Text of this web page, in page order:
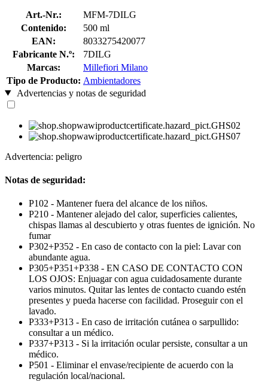
Art.-Nr.:
MFM-7DILG
Contenido:
500 ml
EAN:
8033275420077
Fabricante N.º:
7DILG
Marcas:
Millefiori Milano
Tipo de Producto: Ambientadores
Advertencias y notas de seguridad
Advertencia: peligro
Notas de seguridad:
P102 - Mantener fuera del alcance de los niños.
P210 - Mantener alejado del calor, superficies calientes,
chispas llamas al descubierto y otras fuentes de ignición. No
fumar
P302+P352 - En caso de contacto con la piel: Lavar con
abundante agua.
P305+P351+P338 - EN CASO DE CONTACTO CON
LOS OJOS: Enjuagar con agua cuidadosamente durante
varios minutos. Quitar las lentes de contacto cuando estén
presentes y pueda hacerse con facilidad. Proseguir con el
lavado.
P333+P313 - En caso de irritación cutánea o sarpullido:
consultar a un médico.
P337+P313 - Si la irritación ocular persiste, consultar a un
médico.
P501 - Eliminar el envase/recipiente de acuerdo con la
regulación local/nacional.